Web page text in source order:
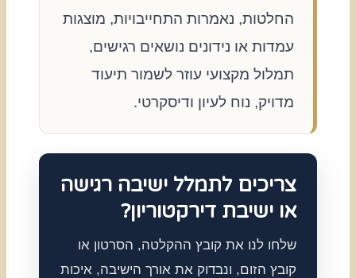
החלטות, נאמרות התחייבויות, מוצגות
עמדות או נידונים נושאים רגישים,
תמלול מקצועי עוזר לשמור תיעוד
מדויק, נוח לעיון ודיסקרטי.
צריכים לתמלל ישיבה רגישה
או ישיבת דירקטוריון?
שלחו לנו את קובץ ההקלטה, הסרטון או
קובץ הזום, ונבדוק את אורך הישיבה, איכות